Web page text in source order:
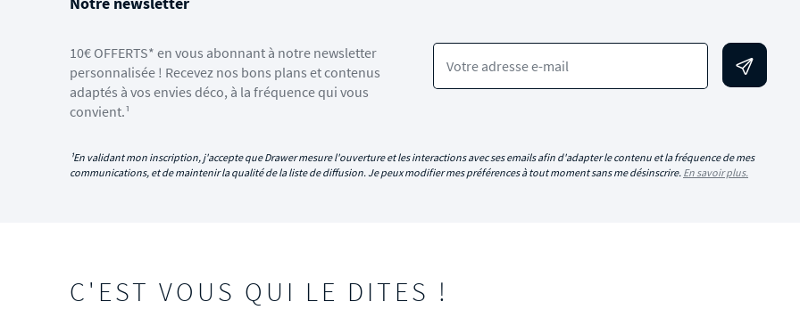
10€ OFFERTS* en vous abonnant à notre newsletter
personnalisée ! Recevez nos bons plans et contenus
adaptés à vos envies déco, à la fréquence qui vous
convient.¹
Votre adresse e-mail
¹En validant mon inscription, j'accepte que Drawer mesure l'ouverture et les interactions avec ses emails afin d'adapter le contenu et la fréquence de mes
communications, et de maintenir la qualité de la liste de diffusion. Je peux modifier mes préférences à tout moment sans me désinscrire. En savoir plus.
C'EST VOUS QUI LE DITES !